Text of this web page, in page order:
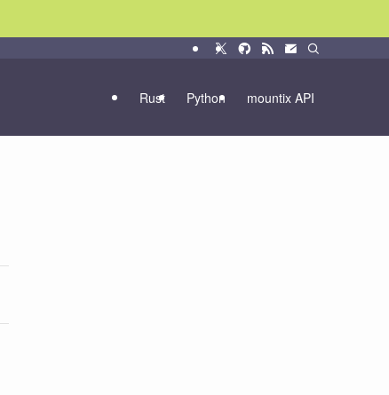
Rust Python mountix API